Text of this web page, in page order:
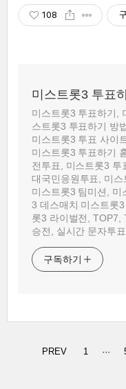
108
미스트롯3 투표
미스트롯3 투표하기,
스트롯3 투표하기 방
미스트롯3 투표 사이
미스트롯3 투표하기
전투표, 미스트롯3 투
대국민응원투표, 미
미스트롯3 팀미션, 미
3 데스매치 미스트롯
롯3 라이벌전, TOP7,
승전, 실시간 문자투표
구독하기
PREV 1 ···